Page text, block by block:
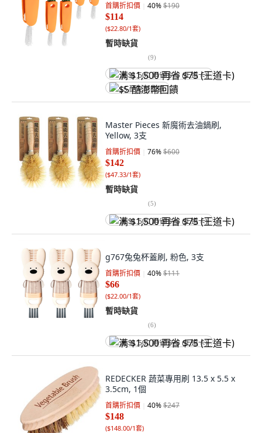
首購折扣價 40%$190
$114
($22.80/1套)
暫時缺貨
(9)
满 $1,500 再省 $75 (王道卡)
$5 酷澎幣回饋
Master Pieces 新魔術去油鍋刷,
Yellow, 3支
首購折扣價 76%$600
$142
($47.33/1套)
暫時缺貨
(5)
满 $1,500 再省 $75 (王道卡)
g767兔兔杯蓋刷, 粉色, 3支
首購折扣價 40%$111
$66
($22.00/1套)
暫時缺貨
(6)
满 $1,500 再省 $75 (王道卡)
REDECKER 蔬菜專用刷 13.5 x 5.5 x
3.5cm, 1個
首購折扣價 40%$247
$148
($148.00/1套)